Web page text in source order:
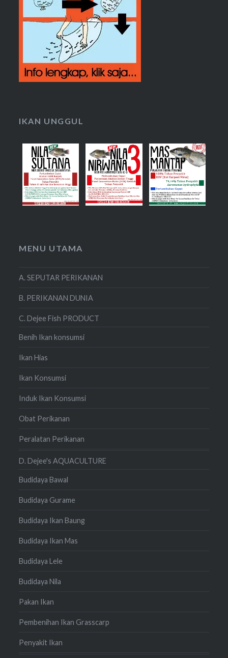
IKAN UNGGUL
MENU UTAMA
A. SEPUTAR PERIKANAN
B. PERIKANAN DUNIA
C. Dejee Fish PRODUCT
Benih Ikan konsumsi
Ikan Hias
Ikan Konsumsi
Induk Ikan Konsumsi
Obat Perikanan
Peralatan Perikanan
D. Dejee's AQUACULTURE
Budidaya Bawal
Budidaya Gurame
Budidaya Ikan Baung
Budidaya Ikan Mas
Budidaya Lele
Budidaya Nila
Pakan Ikan
Pembenihan Ikan Grasscarp
Penyakit Ikan